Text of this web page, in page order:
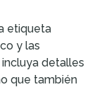
etiqueta
y las
detalles
que también